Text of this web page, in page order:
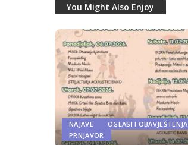
You Might Also Enjoy
NAJAVE
OGLASI I OBAVJEŠTENJA
PRNJAVOR